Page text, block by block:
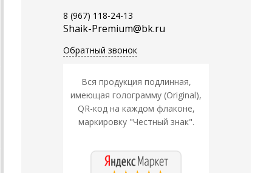
8 (967) 118-24-13
Shaik-Premium@bk.ru
Обратный звонок
Вся продукция подлинная,
имеющая голограмму (Original),
QR-код на каждом флаконе,
маркировку "Честный знак".